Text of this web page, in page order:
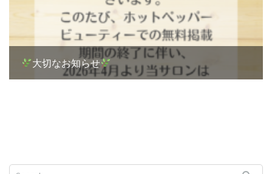
大切なお知らせ